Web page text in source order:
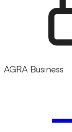
AGRA Business